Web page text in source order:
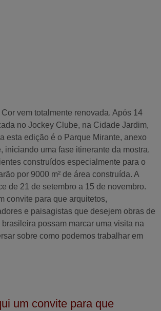
vem totalmente renovada. Após 14
no Jockey Clube, na Cidade Jardim,
esta edição é o Parque Mirante, anexo
iniciando uma fase itinerante da mostra.
construídos especialmente para o
por 9000 m² de área construída. A
de 21 de setembro a 15 de novembro.
convite para que arquitetos,
e paisagistas que desejem obras de
possam marcar uma visita na
sobre como podemos trabalhar em
um convite para que